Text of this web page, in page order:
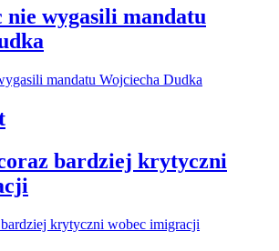
nie wygasili mandatu
bardziej krytyczni